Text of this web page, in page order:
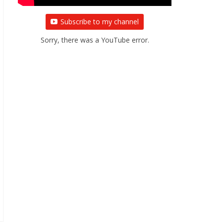
Subscribe to my channel
Sorry, there was a YouTube error.